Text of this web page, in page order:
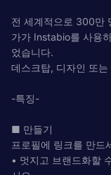
전 세계적으로 300만
가가 Instabio를 사용
었습니다.
데스크탑, 디자인 또
-특징-
■ 만들기
프로필에 링크를 만드
• 멋지고 브랜드화할